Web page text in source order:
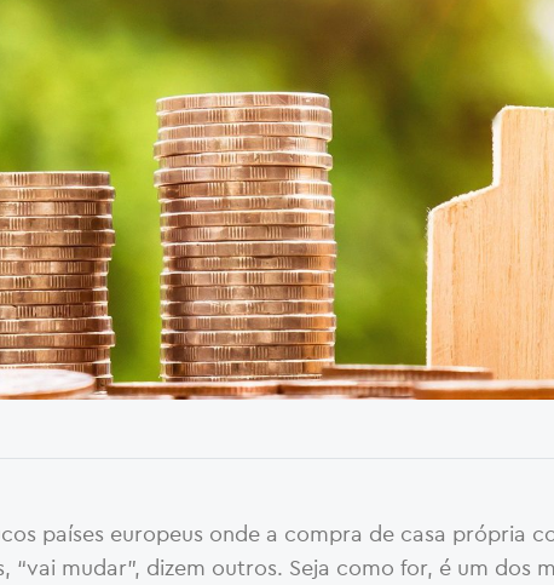
países europeus onde a compra de casa própria
“vai mudar”, dizem outros. Seja como for, é um dos